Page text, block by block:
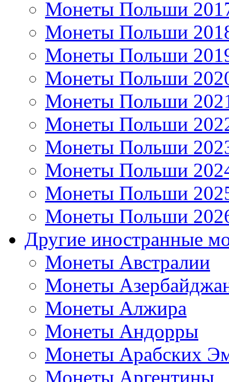
Монеты Польши
Монеты Польши
Монеты Польши
Монеты Польши
Монеты Польши
Монеты Польши
Монеты Польши
Монеты Польши
Монеты Польши
Монеты Польши
Другие иностранные
Монеты Австралии
Монеты
Монеты Алжира
Монеты Андорры
Монеты Арабских
Монеты Аргентины